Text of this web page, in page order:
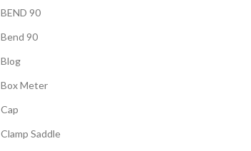
BEND 90
Bend 90
Blog
Box Meter
Cap
Clamp Saddle